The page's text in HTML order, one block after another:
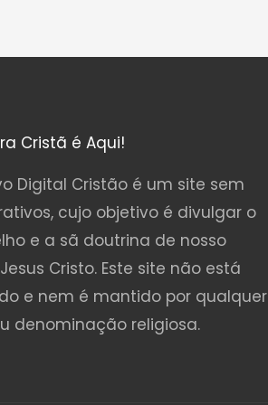
Cristã é Aqui!
Digital Cristão é um site sem
cujo objetivo é divulgar o
e a sã doutrina de nosso
Cristo. Este site não está
e nem é mantido por qualquer
denominação religiosa.